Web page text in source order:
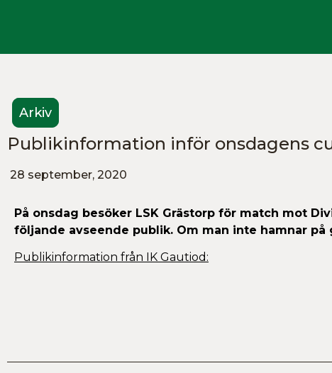
Arkiv
Publikinformation inför onsdagens
28 september, 2020
På onsdag besöker LSK Grästorp för match mot
följande avseende publik. Om man inte hamnar
Publikinformation från IK Gautiod: